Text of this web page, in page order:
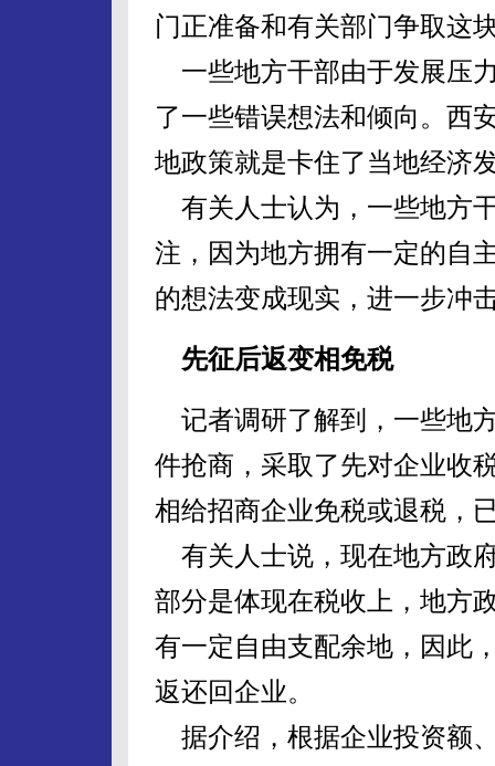
门正准备和有关部门争取这
一些地方干部由于发展压
了一些错误想法和倾向。西
地政策就是卡住了当地经济
有关人士认为，一些地方
注，因为地方拥有一定的自
的想法变成现实，进一步冲
先征后返变相免税
记者调研了解到，一些地
件抢商，采取了先对企业收
相给招商企业免税或退税，
有关人士说，现在地方政
部分是体现在税收上，地方
有一定自由支配余地，因此
返还回企业。
据介绍，根据企业投资额